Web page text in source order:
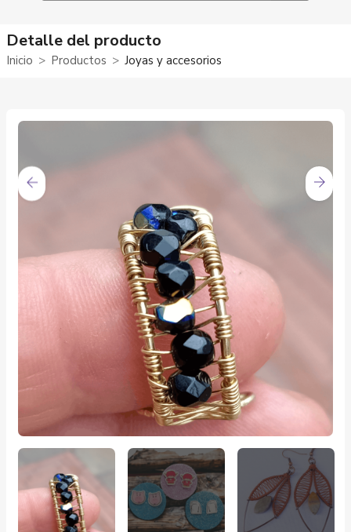
Detalle del producto
Inicio Productos Joyas y accesorios